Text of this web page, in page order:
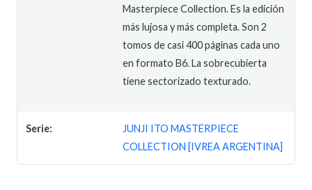
Masterpiece Collection. Es la edición
más lujosa y más completa. Son 2
tomos de casi 400 páginas cada uno
en formato B6. La sobrecubierta
tiene sectorizado texturado.
Serie:
JUNJI ITO MASTERPIECE
COLLECTION [IVREA ARGENTINA]